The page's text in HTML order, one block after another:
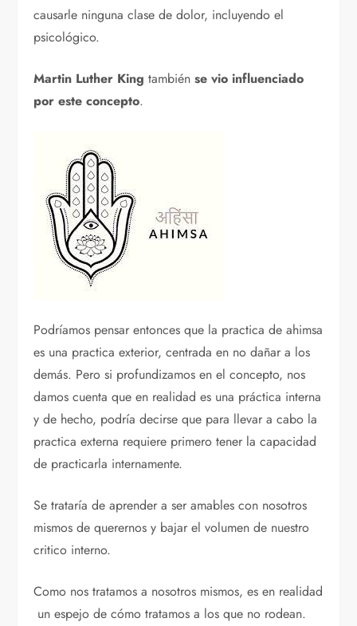
causarle ninguna clase de dolor, incluyendo el
psicológico.
Martin Luther King tambiénse vio influenciado
por este concepto.
Podríamos pensar entonces que la practica de ahimsa
es una practica exterior, centrada en no dañar a los
demás. Pero si profundizamos en el concepto, nos
damos cuenta que en realidad es una práctica interna
y de hecho, podría decirse que para llevar a cabo la
practica externa requiere primero tener la capacidad
de practicarla internamente.
Se trataría de aprender a ser amables con nosotros
mismos de querernos y bajar el volumen de nuestro
critico interno.
Como nos tratamos a nosotros mismos, es en realidad
un espejo de cómo tratamos a los que no rodean.